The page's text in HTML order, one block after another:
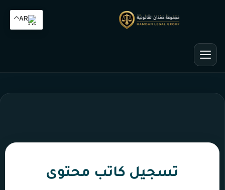
تسجيل كاتب محتوى
AR